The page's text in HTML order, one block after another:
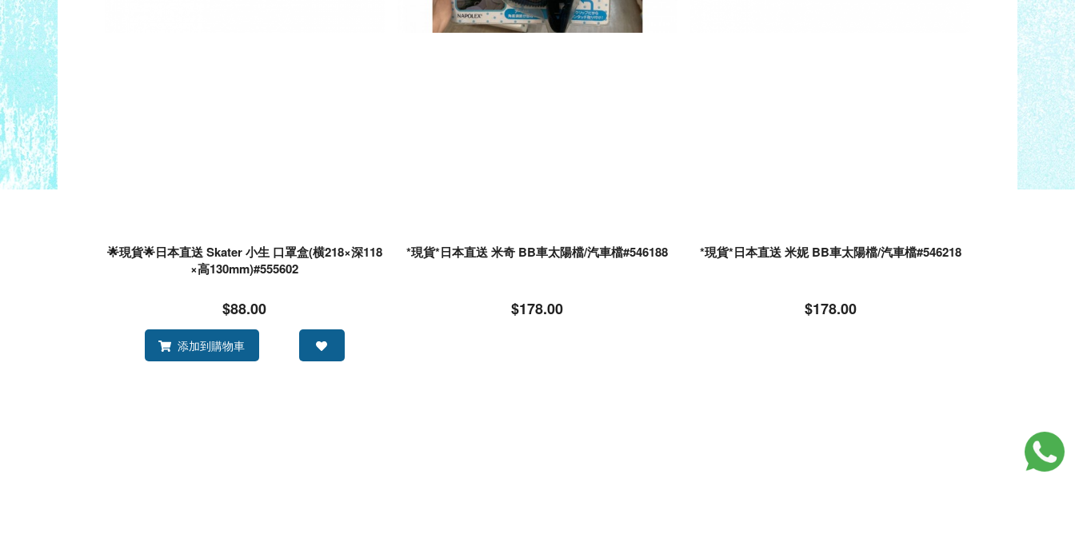
🌟現貨🌟日本直送 Skater 小生 口罩盒(横218×深118
×高130mm)#555602
$88.00
添加到購物車
*現貨*日本直送 米奇 BB車太陽檔/汽車檔#546188
$178.00
*現貨*日本直送 米妮 BB車太陽檔/汽車檔#546218
$178.00